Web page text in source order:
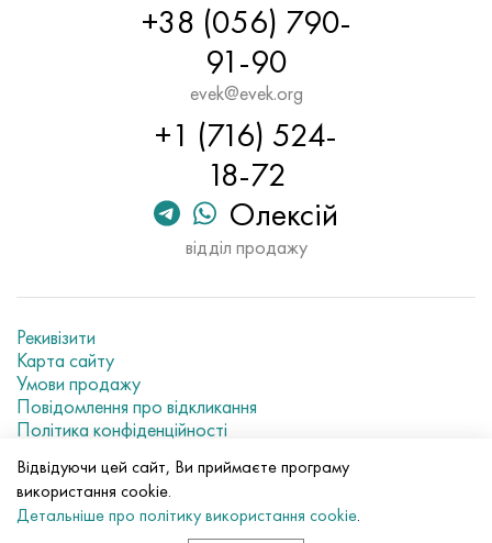
+38 (056) 790-
91-90
evek@evek.org
+1 (716) 524-
18-72
Олексій
відділ продажу
Рекивізити
Карта сайту
Умови продажу
Повідомлення про відкликання
Політика конфіденційності
© 2007–2026 «Evek GmbH»
Використання матеріалів сайту без прямого посилання
Відвідуючи цей сайт, Ви приймаєте програму
використання cookie.
Детальніше про політику використання cookie.